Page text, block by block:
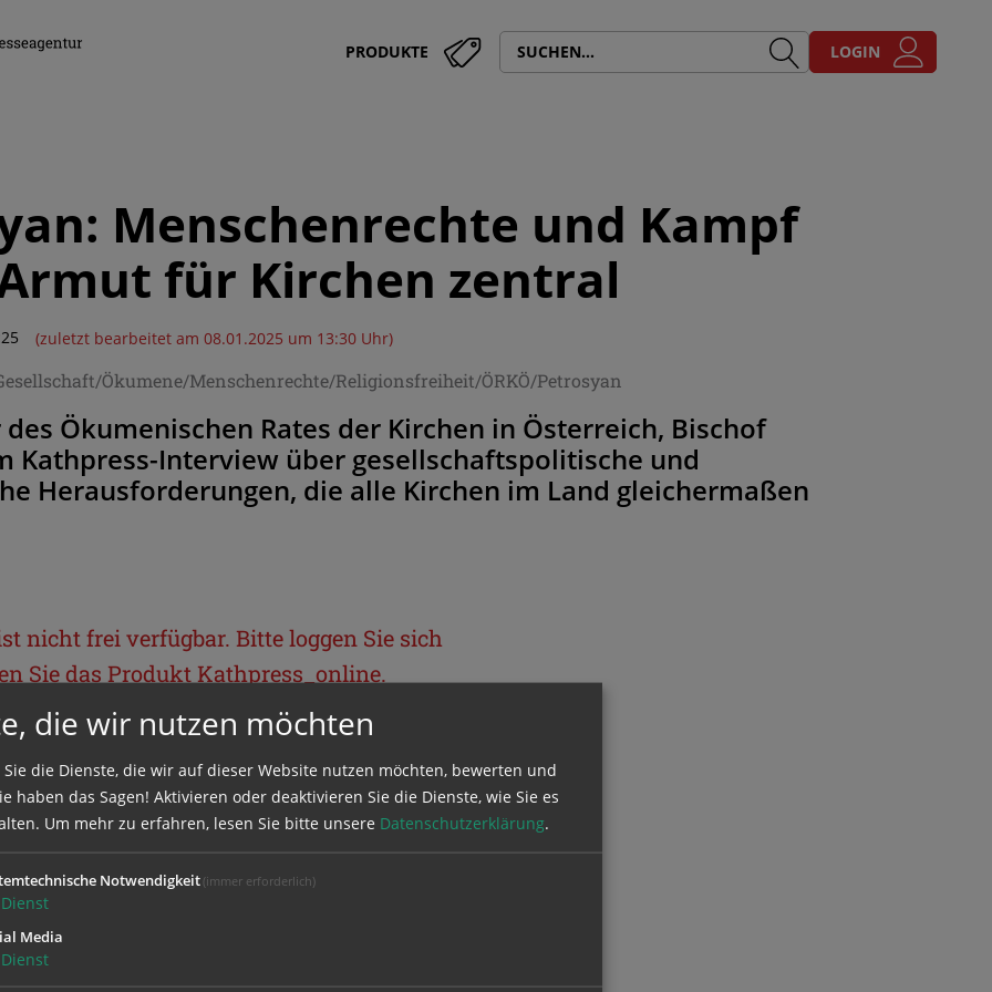
PRODUKTE LOGIN
Menschenrechte und Kampf
für Kirchen zentral
(zuletzt bearbeitet am 08.01.2025 um 13:30 Uhr)
Ökumene/Menschenrechte/Religionsfreiheit/ÖRKÖ/Petrosyan
Ökumenischen Rates der Kirchen in Österreich, Bischof
Kathpress-Interview über gesellschaftspolitische und
Herausforderungen, die alle Kirchen im Land gleichermaßen
nicht frei verfügbar. Bitte loggen Sie sich
Sie das Produkt Kathpress_online.
sich mit Ihrem Benutzernamen und
die wir nutzen möchten
Sie die Dienste, die wir auf dieser Website nutzen möchten, bewerten und
haben das Sagen! Aktivieren oder deaktivieren Sie die Dienste, wie Sie es
Um mehr zu erfahren, lesen Sie bitte unsere Datenschutzerklärung.
Notwendigkeit (immer erforderlich)
Dienst
Media
Dienst